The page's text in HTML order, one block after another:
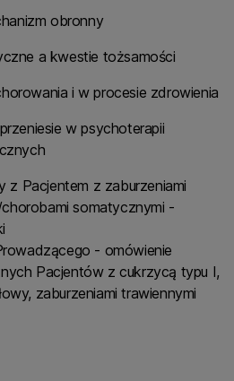
obronny
a kwestie tożsamości
i w procesie zdrowienia
w psychoterapii
z Pacjentem z zaburzeniami
somatycznymi -
- omówienie
Pacjentów z cukrzycą typu I,
zaburzeniami trawiennymi